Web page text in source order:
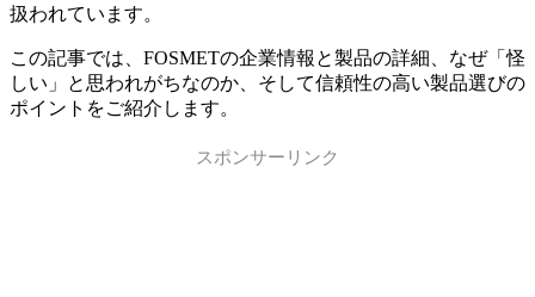
扱われています。
この記事では、FOSMETの企業情報と製品の詳細、なぜ「怪
しい」と思われがちなのか、そして信頼性の高い製品選びの
ポイントをご紹介します。
スポンサーリンク